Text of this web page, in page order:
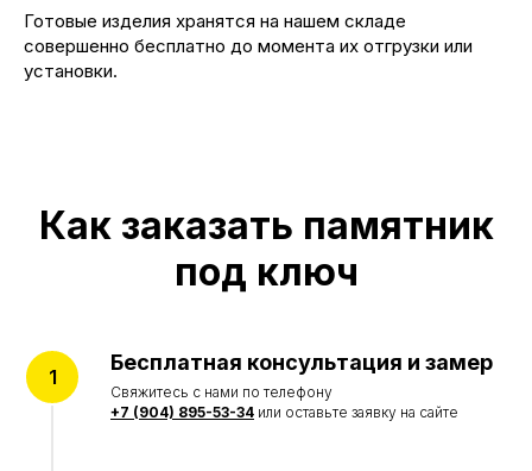
Готовые изделия хранятся на нашем складе
совершенно бесплатно до момента их отгрузки или
установки.
Как заказать памятник
под ключ
Бесплатная консультация и замер
Свяжитесь с нами по телефону
+7 (904) 895-53-34 или оставьте заявку на сайте
КАТАЛОГ
Памятники
Благоустройство могил
Портреты на памятник
УСЛУГИ
+7 (904) 895-23-34 Бадалык
+7 (904) 895-53-34 Бадалык